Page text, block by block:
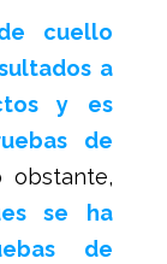
cuello
a
y es
de
obstante,
se ha
de